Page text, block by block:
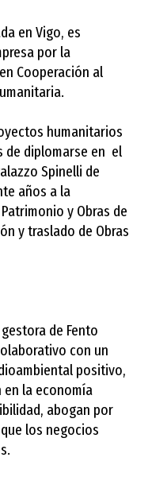
en Vigo, es
por la
Cooperación al
humanitarios
de diplomarse en el
Spinelli de
años a la
y Obras de
y traslado de Obras
de Fento
con un
positivo,
en la economía
abogan por
los negocios